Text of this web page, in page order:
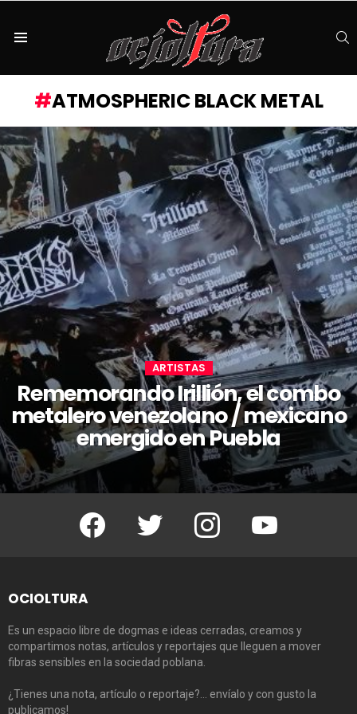
ATMOSPHERIC BLACK METAL
ARTISTAS
Rememorando Irillión, el combo
metalero venezolano / mexicano
emergido en Puebla
Facebook Twitter Instagram Youtube
OCIOLTURA
Es un espacio libre de dogmas e ideas cerradas, creamos y
compartimos notas, artículos y reportajes que lleguen a mover
fibras sensibles en la sociedad poblana.
¿Tienes una nota, artículo o reportaje?… envíalo y con gusto la
publicamos!